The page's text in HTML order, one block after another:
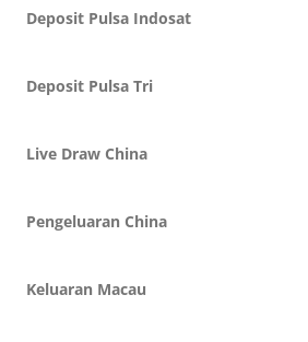
Deposit Pulsa Indosat
Deposit Pulsa Tri
Live Draw China
Pengeluaran China
Keluaran Macau